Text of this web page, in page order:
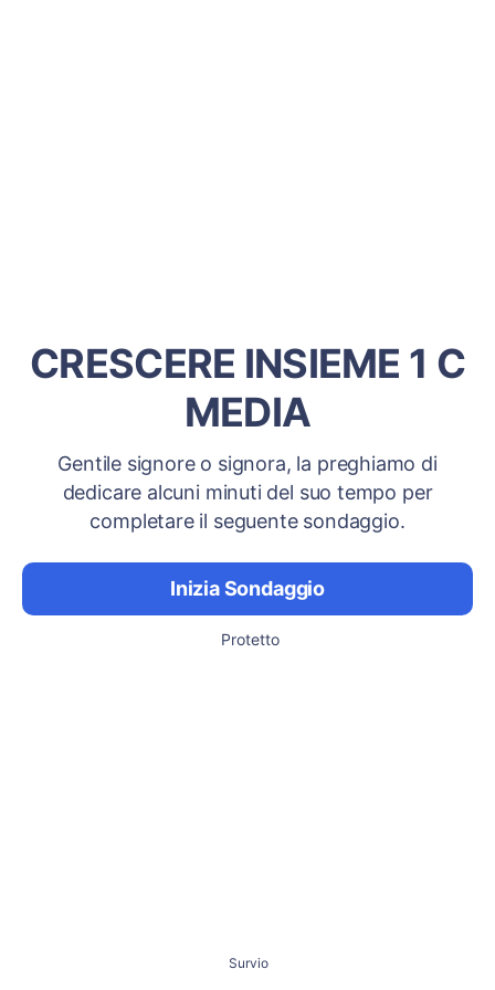
CRESCERE INSIEME 1 C
MEDIA
Gentile signore o signora, la preghiamo di
dedicare alcuni minuti del suo tempo per
completare il seguente sondaggio.
Inizia Sondaggio
Protetto
Survio